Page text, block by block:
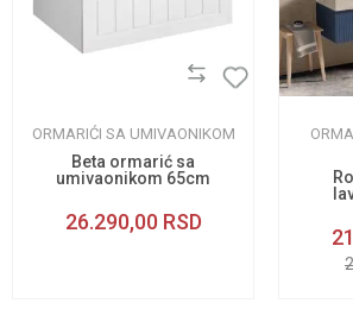
ORMARIĆI SA UMIVAONIKOM
Beta ormarić sa
umivaonikom 65cm
26.290,00 RSD